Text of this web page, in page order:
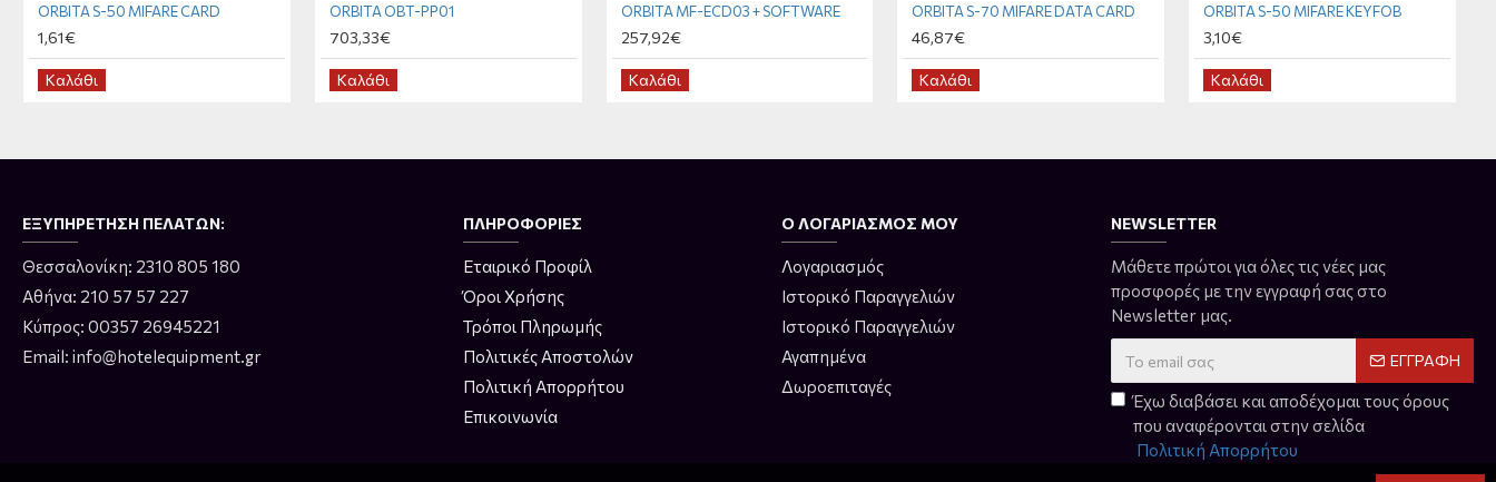
ORBITA S-50 MIFARE CARD
1,61€
Καλάθι
ORBITA OBT-PP01
703,33€
Καλάθι
ORBITA MF-ECD03 + SOFTWARE
257,92€
Καλάθι
ORBITA S-70 MIFARE DATA CARD
46,87€
Καλάθι
ORBITA S-50 MIFARE KEYFOB
3,10€
Καλάθι
ΕΞΥΠΗΡΈΤΗΣΗ ΠΕΛΑΤΏΝ:
Θεσσαλονίκη: 2310 805 180
Αθήνα: 210 57 57 227
Κύπρος: 00357 26945221
Email: info@hotelequipment.gr
ΠΛΗΡΟΦΟΡΊΕΣ
Εταιρικό Προφίλ
Όροι Χρήσης
Τρόποι Πληρωμής
Πολιτικές Αποστολών
Πολιτική Απορρήτου
Επικοινωνία
Ο ΛΟΓΑΡΙΑΣΜΌΣ ΜΟΥ
Λογαριασμός
Ιστορικό Παραγγελιών
Ιστορικό Παραγγελιών
Αγαπημένα
Δωροεπιταγές
NEWSLETTER
Μάθετε πρώτοι για όλες τις νέες μας
προσφορές με την εγγραφή σας στο
Newsletter μας.
ΕΓΓΡΑΦΉ
Έχω διαβάσει και αποδέχομαι τους όρους
που αναφέρονται στην σελίδα
Πολιτική Απορρήτου